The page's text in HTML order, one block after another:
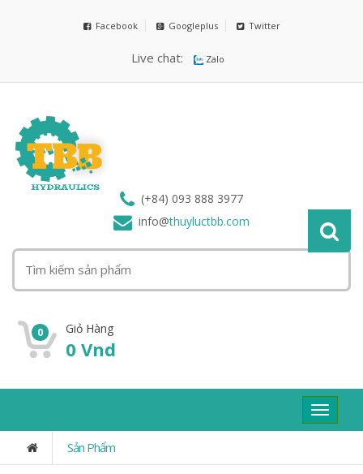
Facebook Googleplus Twitter
Live chat: Zalo
(+84) 093 888 3977
info@thuyluctbb.com
0 Giỏ Hàng
0 Vnd
Toggle
Sản Phẩm